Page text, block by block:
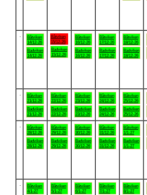
Båtviken
14/12-26
Badviken
14/12-26
Båtviken
15/12-26
Badviken
15/12-26
Båtviken
16/12-26
Badviken
16/12-26
Båtviken
17/12-26
Badviken
17/12-26
Båtviken
18/12-26
Badviken
18/12-26
Båtviken
21/12-26
Badviken
21/12-26
Båtviken
22/12-26
Badviken
22/12-26
Båtviken
23/12-26
Badviken
23/12-26
Båtviken
24/12-26
Badviken
24/12-26
Båtviken
25/12-26
Badviken
25/12-26
Båtviken
28/12-26
Badviken
28/12-26
Båtviken
29/12-26
Badviken
29/12-26
Båtviken
30/12-26
Badviken
30/12-26
Båtviken
31/12-26
Badviken
31/12-26
Båtviken
1/1-27
Badviken
1/1-27
Båtviken
4/1-27
Båtviken
5/1-27
Båtviken
6/1-27
Båtviken
7/1-27
Båtviken
8/1-27